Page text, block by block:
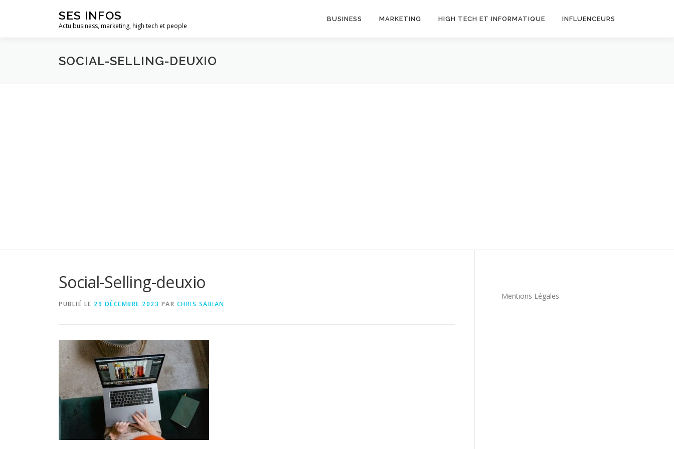
SES INFOS
Actu business, marketing, high tech et people
BUSINESS MARKETING HIGH TECH ET INFORMATIQUE INFLUENCEURS
SOCIAL-SELLING-DEUXIO
Social-Selling-deuxio
PUBLIÉ LE 29 DÉCEMBRE 2023 PAR CHRIS SABIAN
Mentions Légales